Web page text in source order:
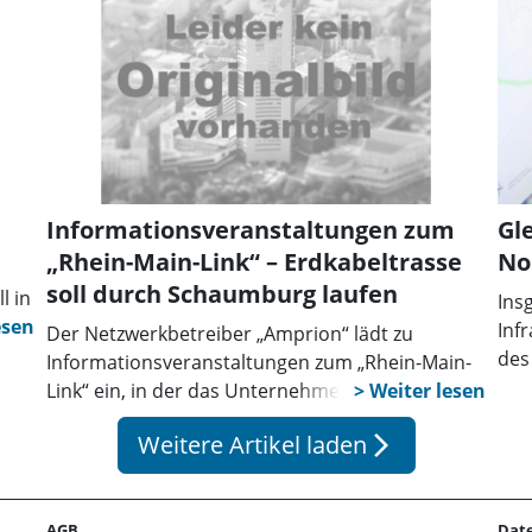
in
Informationsveranstaltungen zum
„Rhein-Main-Link“ – Erdkabeltrasse
soll durch Schaumburg laufen
Der Netzwerkbetreiber „Amprion“ lädt zu
Informationsveranstaltungen zum „Rhein-Main-
Link“ ein, in der das Unternehmen Auskunft über
den groben Trassenverlauf, technische
Hintergründe und die Baumaßnahmen der
großen Gleichstromverbindung gibt. Einer dieser
„Bürgerinfomärkte“ soll am Freitag, dem 12.
Weitere Artikel laden arrow_forward_ios